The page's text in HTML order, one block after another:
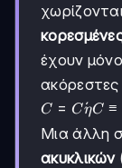
έχουν
ακόρεστες
C=C
ή
C≡C
C = Cη
ˊC ≡
Μια άλλη
ακυκλικών